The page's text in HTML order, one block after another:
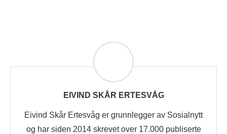
EIVIND SKÅR ERTESVÅG
Eivind Skår Ertesvåg er grunnlegger av Sosialnytt
og har siden 2014 skrevet over 17.000 publiserte